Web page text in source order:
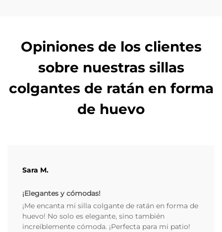
Opiniones de los clientes
sobre nuestras sillas
colgantes de ratán en forma
de huevo
Sara M.
¡Elegantes y cómodas!
¡Me encanta mi silla colgante de ratán en forma de
huevo! No solo es elegante, sino también
increíblemente cómoda. ¡Perfecta para mi patio!